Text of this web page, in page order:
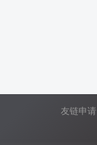
友链申请